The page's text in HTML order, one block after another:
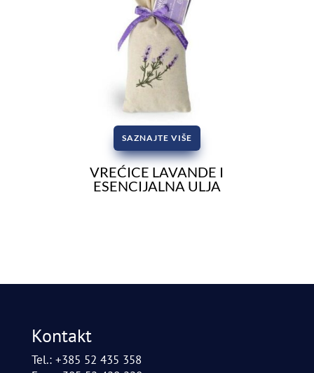
SAZNAJTE VIŠE
VREĆICE LAVANDE I
ESENCIJALNA ULJA
Kontakt
Tel.: +385 52 435 358